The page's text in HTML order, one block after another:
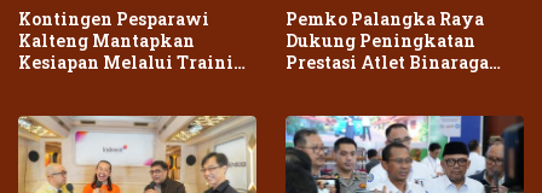
Kontingen Pesparawi
Kalteng Mantapkan
Kesiapan Melalui Training
Pemko Palangka Raya
Dukung Peningkatan
Prestasi Atlet Binaraga